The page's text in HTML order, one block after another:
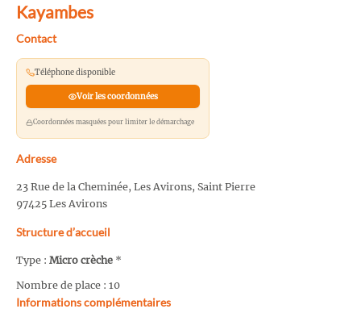
Kayambes
Contact
Téléphone disponible
Voir les coordonnées
Coordonnées masquées pour limiter le démarchage
Adresse
23 Rue de la Cheminée, Les Avirons, Saint Pierre
97425 Les Avirons
Structure d’accueil
Type : Micro crèche *
Nombre de place : 10
Informations complémentaires